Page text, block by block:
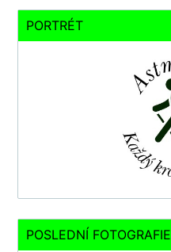
PORTRÉT
POSLEDNÍ FOTOGRAFIE